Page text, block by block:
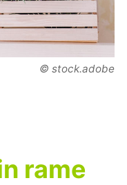
© stock.adobe
rame